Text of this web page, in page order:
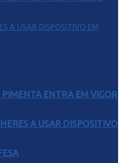
PIMENTA ENTRA EM VIGOR
A USAR DISPOSITIVO